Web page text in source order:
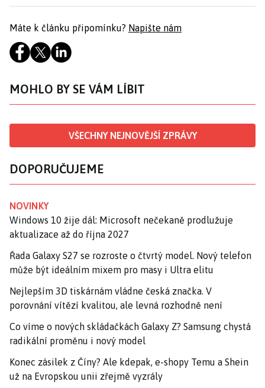
Máte k článku připomínku? Napište nám
MOHLO BY SE VÁM LÍBIT
VŠECHNY NEJNOVĚJŠÍ ZPRÁVY
DOPORUČUJEME
NOVINKY
Windows 10 žije dál: Microsoft nečekaně prodlužuje
aktualizace až do října 2027
Řada Galaxy S27 se rozroste o čtvrtý model. Nový telefon
může být ideálním mixem pro masy i Ultra elitu
Nejlepším 3D tiskárnám vládne česká značka. V
porovnání vítězí kvalitou, ale levná rozhodně není
Co víme o nových skládačkách Galaxy Z? Samsung chystá
radikální proměnu i nový model
Konec zásilek z Číny? Ale kdepak, e-shopy Temu a Shein
už na Evropskou unii zřejmě vyzrály